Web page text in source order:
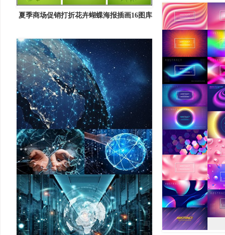
夏季商场促销打折花卉蝴蝶海报插画16图库